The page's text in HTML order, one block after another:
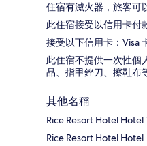
住宿有滅火器，旅客可
此住宿接受以信用卡付
接受以下信用卡：Visa
此住宿不提供一次性個
品、指甲銼刀、擦鞋布
其他名稱
Rice Resort Hotel Hotel
Rice Resort Hotel Hotel